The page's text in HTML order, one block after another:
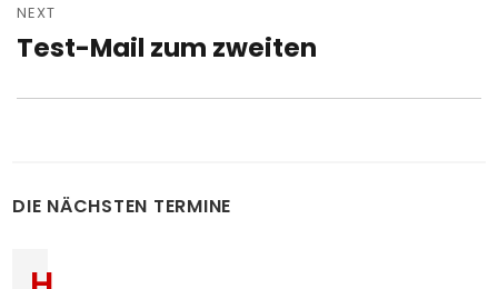
NEXT
Next
Test-Mail zum zweiten
DIE NÄCHSTEN TERMINE